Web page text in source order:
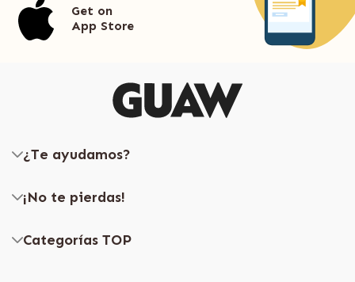
Get on
App Store
¿Te ayudamos?
¡No te pierdas!
Categorías TOP